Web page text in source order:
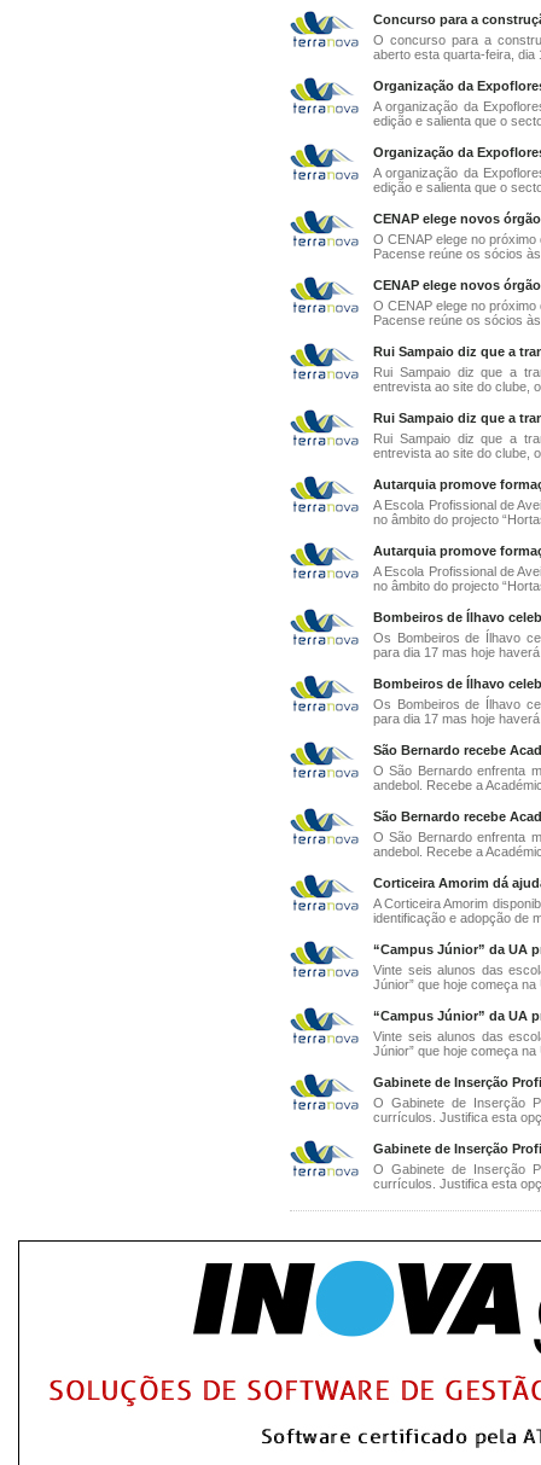
Concurso para a
O concurso para a
aberto esta quarta-feira, dia
Organização da
A organização da
edição e salienta que o
Organização da
A organização da
edição e salienta que o
CENAP elege novos
O CENAP elege no
Pacense reúne os sócios
CENAP elege novos
O CENAP elege no
Pacense reúne os sócios
Rui Sampaio diz que a
Rui Sampaio diz que a
entrevista ao site do clube,
Rui Sampaio diz que a
Rui Sampaio diz que a
entrevista ao site do clube,
Autarquia promove
A Escola Profissional de
no âmbito do projecto
Autarquia promove
A Escola Profissional de
no âmbito do projecto
Bombeiros de Ílhavo
Os Bombeiros de Ílhavo
para dia 17 mas hoje
Bombeiros de Ílhavo
Os Bombeiros de Ílhavo
para dia 17 mas hoje
São Bernardo recebe
O São Bernardo enfrenta
andebol. Recebe a
São Bernardo recebe
O São Bernardo enfrenta
andebol. Recebe a
Corticeira Amorim dá
A Corticeira Amorim
identificação e adopção de
“Campus Júnior” da UA
Vinte seis alunos das
Júnior” que hoje começa
“Campus Júnior” da UA
Vinte seis alunos das
Júnior” que hoje começa
Gabinete de Inserção
O Gabinete de Inserção
currículos. Justifica esta
Gabinete de Inserção
O Gabinete de Inserção
currículos. Justifica esta